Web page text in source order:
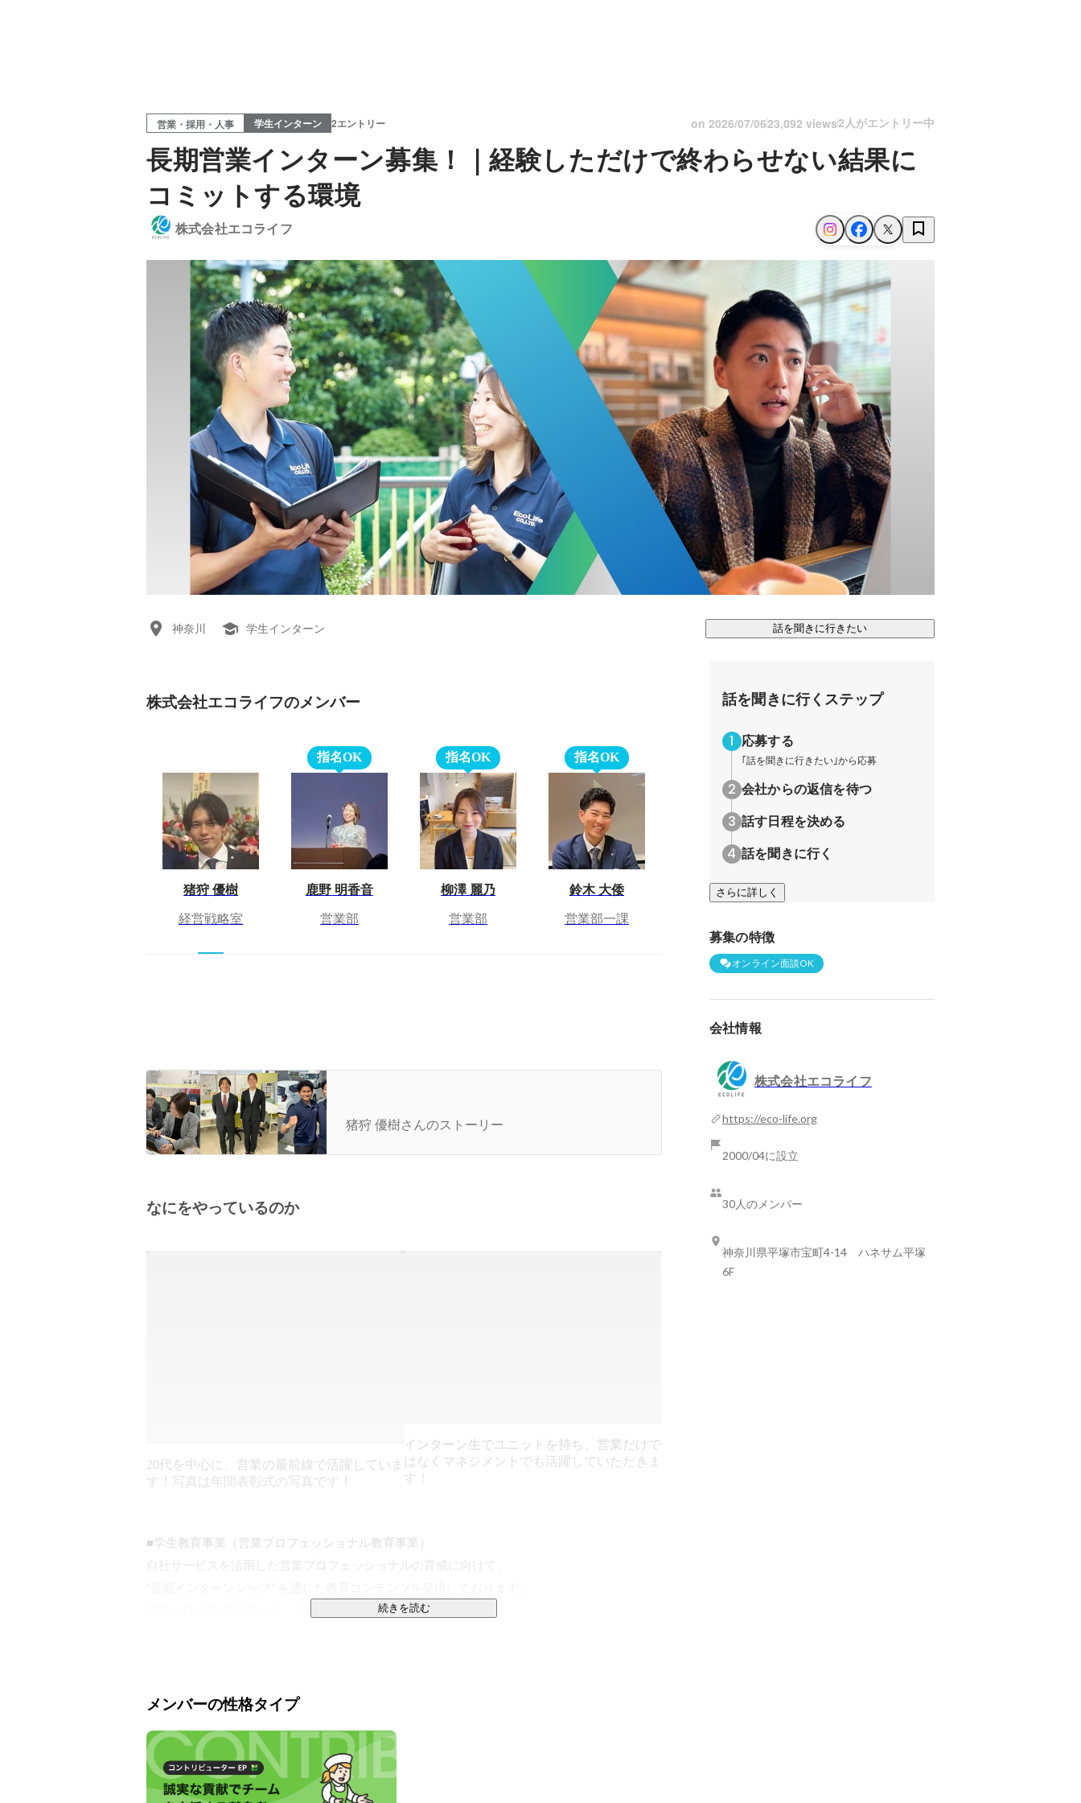
営業・採用・人事 学生インターン 2エントリー on 2026/07/0623,092 views2人がエントリー中
長期営業インターン募集！｜経験しただけで終わらせない結果に
コミットする環境
株式会社エコライフ
神奈川 学生インターン 話を聞きに行きたい
株式会社エコライフのメンバー
猪狩 優樹
経営戦略室
指名OK
鹿野 明香音
営業部
指名OK
柳澤 麗乃
営業部
指名OK
鈴木 大倭
営業部一課
たインターン生の“本気の挑戦”とは？
猪狩 優樹さんのストーリー
なにをやっているのか
20代を中心に、営業の最前線で活躍していま
す！写真は年間表彰式の写真です！
インターン生でユニットを持ち、営業だけで
はなくマネジメントでも活躍していただきま
す！
■学生教育事業（営業プロフェッショナル教育事業）
自社サービスを活用した営業プロフェッショナルの育成に向けて、
将来の日本経済を支える、プロフェッショナル人財を育成します。
太陽光・蓄電池・オール電化等のエコエネルギーを活用した新商材や、
エコリフォームの活用による、 "エネルギーを通じた顧客のコンサルティング" を行っておりま
す。
続きを読む
メンバーの性格タイプ
話を聞きに行くステップ
応募する
｢話を聞きに行きたい｣から応募
会社からの返信を待つ
話す日程を決める
話を聞きに行く
さらに詳しく
募集の特徴
オンライン面談OK
会社情報
株式会社エコライフ
https://eco-life.org
2000/04に設立
30人のメンバー
神奈川県平塚市宝町4-14 ハネサム平塚
6F